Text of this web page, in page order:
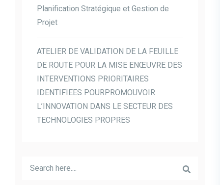
Planification Stratégique et Gestion de
Projet
ATELIER DE VALIDATION DE LA FEUILLE
DE ROUTE POUR LA MISE ENŒUVRE DES
INTERVENTIONS PRIORITAIRES
IDENTIFIEES POURPROMOUVOIR
L’INNOVATION DANS LE SECTEUR DES
TECHNOLOGIES PROPRES